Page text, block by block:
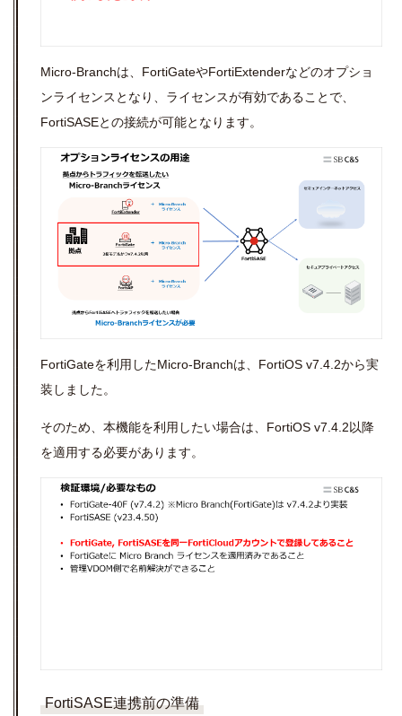
Micro-Branchは、FortiGateやFortiExtenderなどのオプショ
ンライセンスとなり、ライセンスが有効であることで、
FortiSASEとの接続が可能となります。
FortiGateを利用したMicro-Branchは、FortiOS v7.4.2から実
装しました。
そのため、本機能を利用したい場合は、FortiOS v7.4.2以降
を適用する必要があります。
FortiSASE連携前の準備